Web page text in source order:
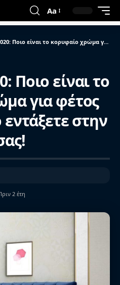
Aa
το κορυφαίο χρώμα για φέτος και πώς θα το εντάξετε στην διακόσμησή σας!
Ποιο είναι το
για φέτος
στην
2 έτη